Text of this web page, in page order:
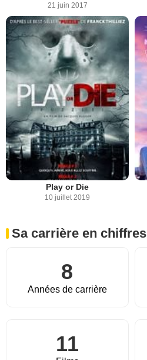
21 juin 2017
Play or Die
10 juillet 2019
Sa carrière en chiffres
8
Années de carrière
11